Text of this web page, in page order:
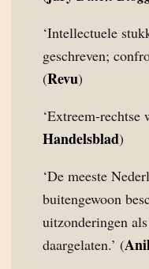
‘Intellectuele
geschreven;
(Revu)
‘Extreem-rechtse
Handelsblad)
‘De meeste
buitengewoon
uitzonderingen
daargelaten.’ (